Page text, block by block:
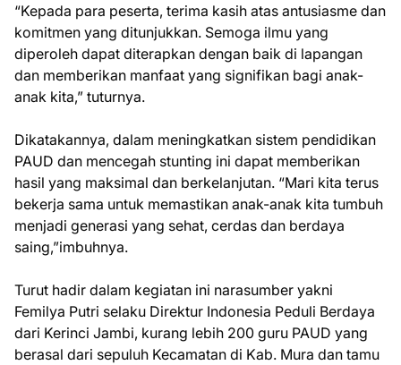
“Kepada para peserta, terima kasih atas antusiasme dan
komitmen yang ditunjukkan. Semoga ilmu yang
diperoleh dapat diterapkan dengan baik di lapangan
dan memberikan manfaat yang signifikan bagi anak-
anak kita,” tuturnya.
Dikatakannya, dalam meningkatkan sistem pendidikan
PAUD dan mencegah stunting ini dapat memberikan
hasil yang maksimal dan berkelanjutan. “Mari kita terus
bekerja sama untuk memastikan anak-anak kita tumbuh
menjadi generasi yang sehat, cerdas dan berdaya
saing,”imbuhnya.
Turut hadir dalam kegiatan ini narasumber yakni
Femilya Putri selaku Direktur Indonesia Peduli Berdaya
dari Kerinci Jambi, kurang lebih 200 guru PAUD yang
berasal dari sepuluh Kecamatan di Kab. Mura dan tamu